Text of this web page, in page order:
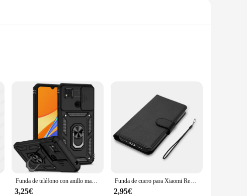
these cases offer robust protection against
remaining protected. Whether you're heading to work,
ports, and camera lenses, maintaining the device's
pocket or bag. The enhanced grip feature prevents slips and
Funda de teléfono con anillo magnético para Xiaomi Redmi 10A, carcasa protectora para cámara trasera
3,25€
Funda de cuero para Xiaomi Redmi Note 13, 12, 12S, 11, 11S, 10 S, 9, 9S, 8, 7 Pro Max, 8T, Redmi 10, 10A, 10C, 9A, 9C, 9T
2,95€